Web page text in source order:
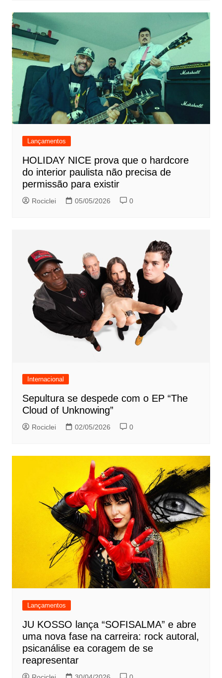
Lançamentos
HOLIDAY NICE prova que o hardcore
do interior paulista não precisa de
permissão para existir
Rociclei 05/05/2026 0
Internacional
Sepultura se despede com o EP “The
Cloud of Unknowing”
Rociclei 02/05/2026 0
Lançamentos
JU KOSSO lança “SOFISALMA” e abre
uma nova fase na carreira: rock autoral,
psicanálise ea coragem de se
reapresentar